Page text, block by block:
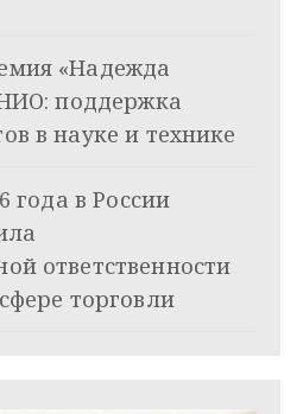
«Надежда
поддержка
в науке и технике
года в России
ответственности
торговли